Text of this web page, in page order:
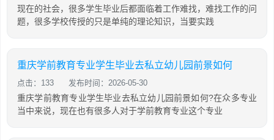
现在的社会，很多学生毕业后都面临着工作难找，难找工作的问
题，很多学校传授的只是单纯的理论知识，当要实践
重庆学前教育专业学生毕业去私立幼儿园前景如何
点击：133 发布时间：2026-05-30
重庆学前教育专业学生毕业去私立幼儿园前景如何?在众多专业
当中来说，现在也有很多人对于学前教育专业这个专业